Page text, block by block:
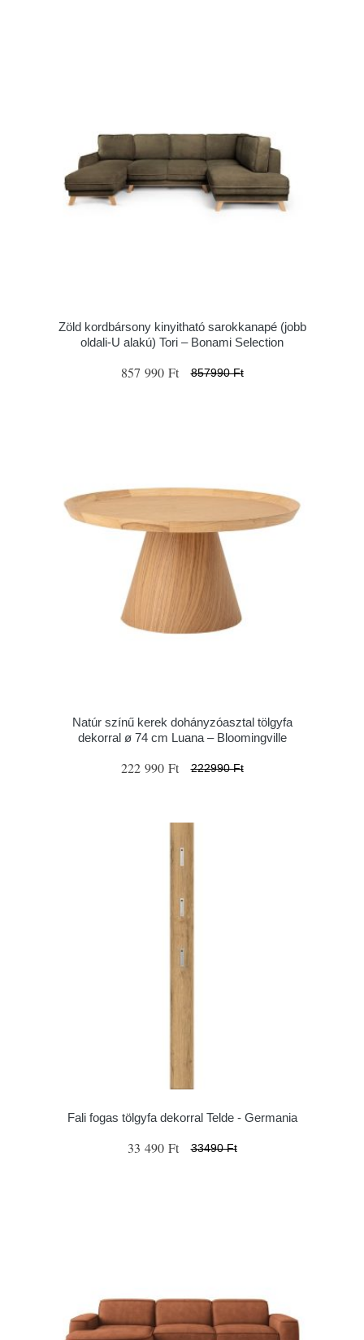
Zöld kordbársony kinyitható sarokkanapé (jobb
oldali-U alakú) Tori – Bonami Selection
857 990 Ft 857990 Ft
Natúr színű kerek dohányzóasztal tölgyfa
dekorral ø 74 cm Luana – Bloomingville
222 990 Ft 222990 Ft
Fali fogas tölgyfa dekorral Telde - Germania
33 490 Ft 33490 Ft